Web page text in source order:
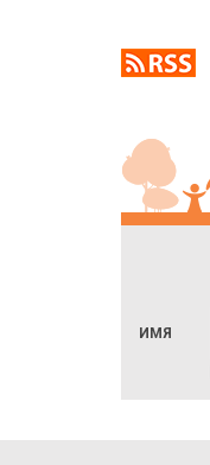
ИМЯ